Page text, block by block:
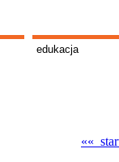
edukacja
««